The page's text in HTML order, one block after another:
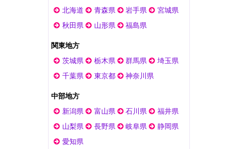
北海道
青森県 岩手県
宮城県
秋田県
山形県 福島県
関東地方
茨城県
栃木県 群馬県
埼玉県
千葉県
東京都 神奈川県
中部地方
新潟県
富山県 石川県
福井県
山梨県
長野県 岐阜県
静岡県
愛知県